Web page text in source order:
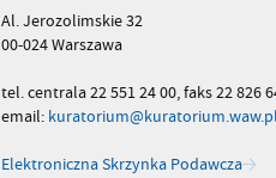
Al. Jerozolimskie 32
00-024 Warszawa
tel. centrala 22 551 24 00, faks 22 826
email: kuratorium@kuratorium.waw.pl
Elektroniczna Skrzynka Podawcza